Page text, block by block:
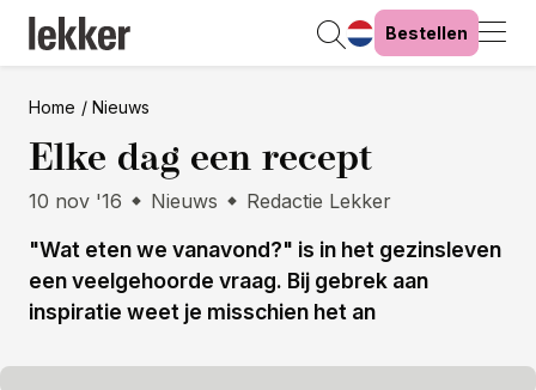
Bestellen
Home Nieuws
Elke dag een recept
10 nov '16 Nieuws Redactie Lekker
"Wat eten we vanavond?" is in het gezinsleven
een veelgehoorde vraag. Bij gebrek aan
inspiratie weet je misschien het an